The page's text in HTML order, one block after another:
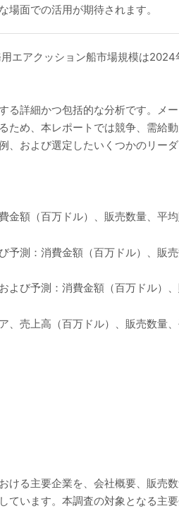
面での活用が期待されます。
エアクッション船市場規模は
る詳細かつ包括的な分析です。メ
ため、本レポートでは競争、需給
および選定したいくつかのリー
金額（百万ドル）、販売数量、平
予測：消費金額（百万ドル）、販
よび予測：消費金額（百万ドル）
、売上高（百万ドル）、販売数量
ける主要企業を、会社概要、販売
ています。本調査の対象となる主